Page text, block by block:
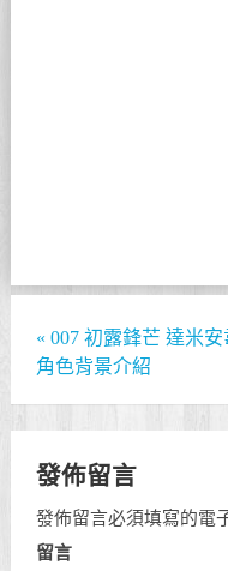
« 007 初露鋒芒 達米安
角色背景介紹
發佈留言
發佈留言必須填寫的電
留言